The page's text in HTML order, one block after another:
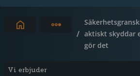
Expandera
/ aktiskt skyddar
gör det
Vi erbjuder